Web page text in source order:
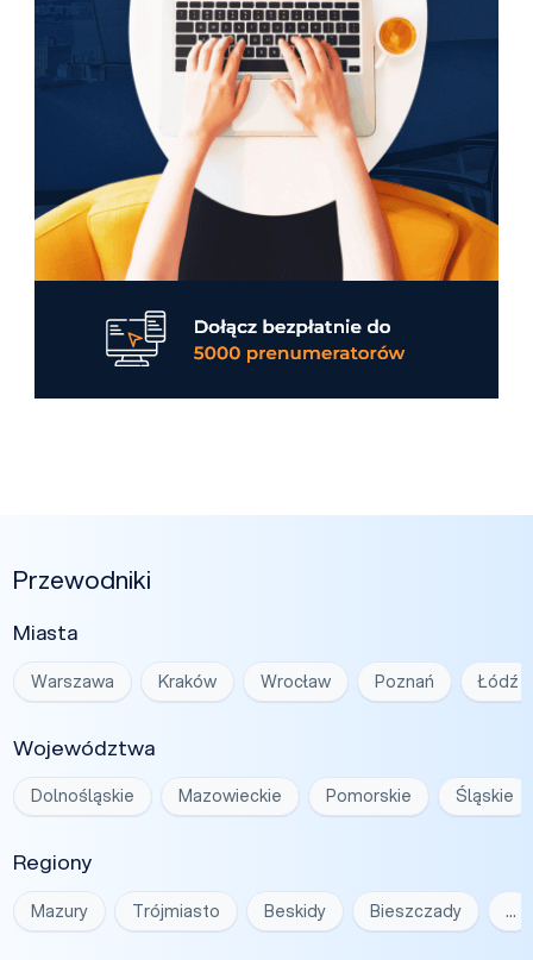
Przewodniki
Miasta
Warszawa Kraków Wrocław Poznań Łódź
Województwa
Dolnośląskie Mazowieckie Pomorskie Śląskie
Regiony
Mazury Trójmiasto Beskidy Bieszczady …